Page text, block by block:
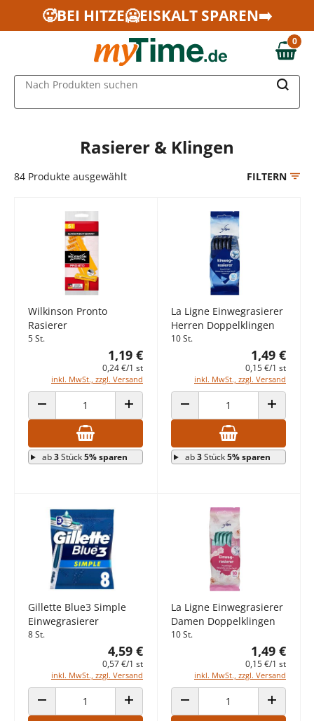
Zum Hauptinhalt springen
Zur Navigation springen
Zur Suche springen
🥵BEI HITZE🥶EISKALT SPAREN➡️
0,00 €
0
Nach Produkten suchen
Rasierer & Klingen
84 Produkte ausgewählt FILTERN
Wilkinson Pronto
Rasierer
5 St.
1,19 €
0,24 €/1 st
inkl. MwSt., zzgl. Versand
ANZAHL VERRINGERN ANZAHL ERHÖHEN
ab3Stück5% sparen
La Ligne Einwegrasierer
Herren Doppelklingen
10 St.
1,49 €
0,15 €/1 st
inkl. MwSt., zzgl. Versand
ANZAHL VERRINGERN ANZAHL
ab3Stück5% sparen
Gillette Blue3 Simple
Einwegrasierer
8 St.
4,59 €
0,57 €/1 st
inkl. MwSt., zzgl. Versand
ANZAHL VERRINGERN ANZAHL ERHÖHEN
La Ligne Einwegrasierer
Damen Doppelklingen
10 St.
1,49 €
0,15 €/1 st
inkl. MwSt., zzgl. Versand
ANZAHL VERRINGERN ANZAHL